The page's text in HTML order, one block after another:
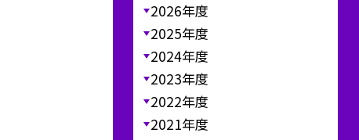
2026年度
2025年度
2024年度
2023年度
2022年度
2021年度